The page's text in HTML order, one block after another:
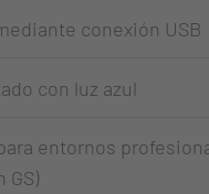
conexión USB
con luz azul
entornos
GS)